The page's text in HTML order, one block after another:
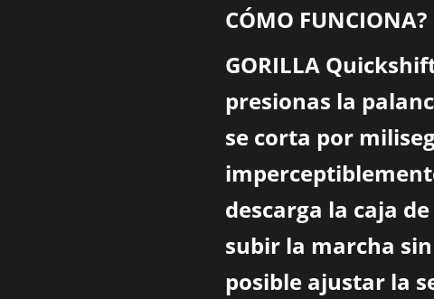
CÓMO FUNCIONA?
GORILLA
presionas la
se corta por
descarga la caja
subir la marcha
posible ajustar la